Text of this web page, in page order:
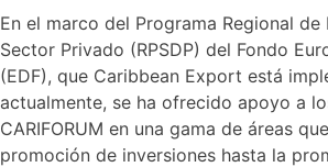
En el marco del Programa Regional de
Sector Privado (RPSDP) del Fondo
(EDF), que Caribbean Export está
actualmente, se ha ofrecido apoyo a
CARIFORUM en una gama de áreas
promoción de inversiones hasta la